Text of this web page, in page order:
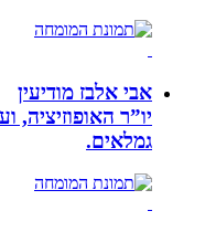
אבי אלבז מודיעין
יו”ר האופוזיציה,
גמלאים.